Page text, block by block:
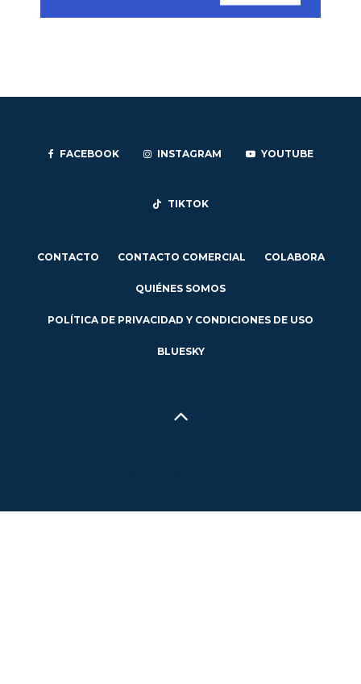
FACEBOOK INSTAGRAM YOUTUBE
TIKTOK
CONTACTO CONTACTO COMERCIAL COLABORA
QUIÉNES SOMOS
POLÍTICA DE PRIVACIDAD Y CONDICIONES DE USO
BLUESKY